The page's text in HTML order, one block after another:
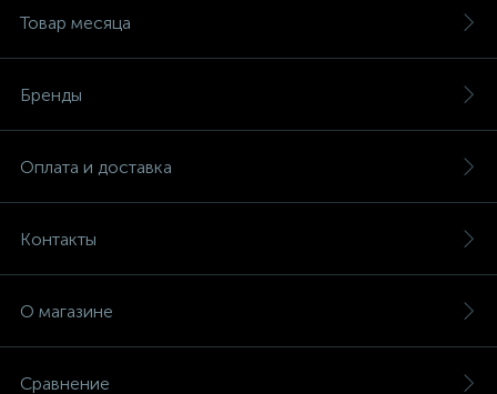
Товар месяца
Бренды
Оплата и доставка
Контакты
О магазине
Сравнение